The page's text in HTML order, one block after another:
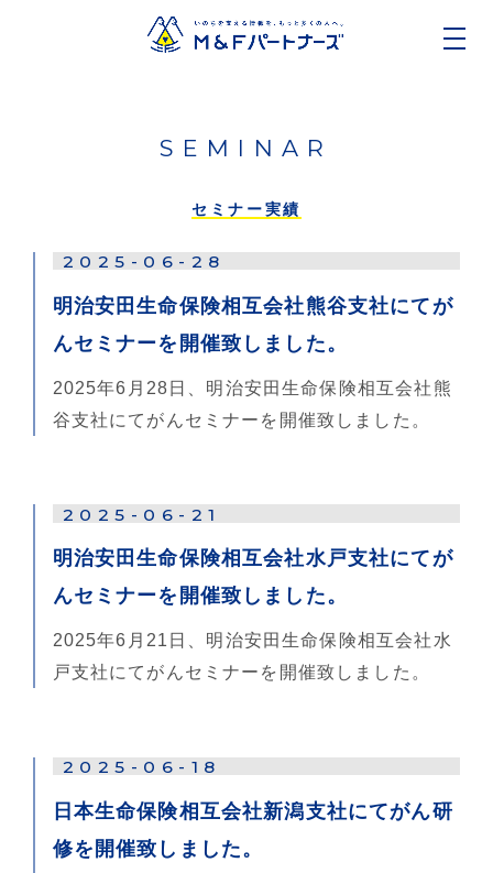
SEMINAR
セミナー実績
2025-06-28
明治安田生命保険相互会社熊谷支社にてが
んセミナーを開催致しました。
2025年6月28日、明治安田生命保険相互会社熊
谷支社にてがんセミナーを開催致しました。
2025-06-21
明治安田生命保険相互会社水戸支社にてが
んセミナーを開催致しました。
2025年6月21日、明治安田生命保険相互会社水
戸支社にてがんセミナーを開催致しました。
2025-06-18
日本生命保険相互会社新潟支社にてがん研
修を開催致しました。